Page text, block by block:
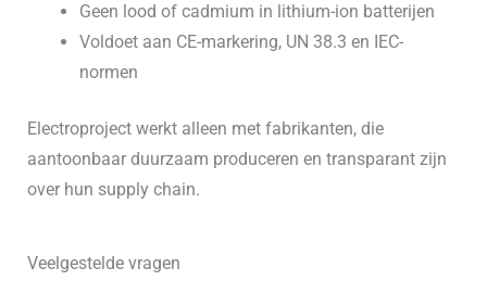
Geen lood of cadmium in lithium-ion batterijen
Voldoet aan CE-markering, UN 38.3 en IEC-
normen
Electroproject werkt alleen met fabrikanten, die
aantoonbaar duurzaam produceren en transparant zijn
over hun supply chain.
Veelgestelde vragen